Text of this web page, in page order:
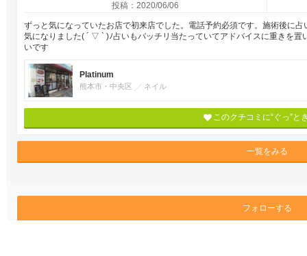
投稿：2020/06/06
ずっと気になっていたお店で初来店でした。電話予約必須です。施術後に
気になりました( ´ ▽ ` )ﾉ占いもバッチリ当たっていてアドバイスに重きを
いです
Platinum
熊本市・中央区 ネイル
このクチコミに“ぐっ”と
一覧をみる
フォローする